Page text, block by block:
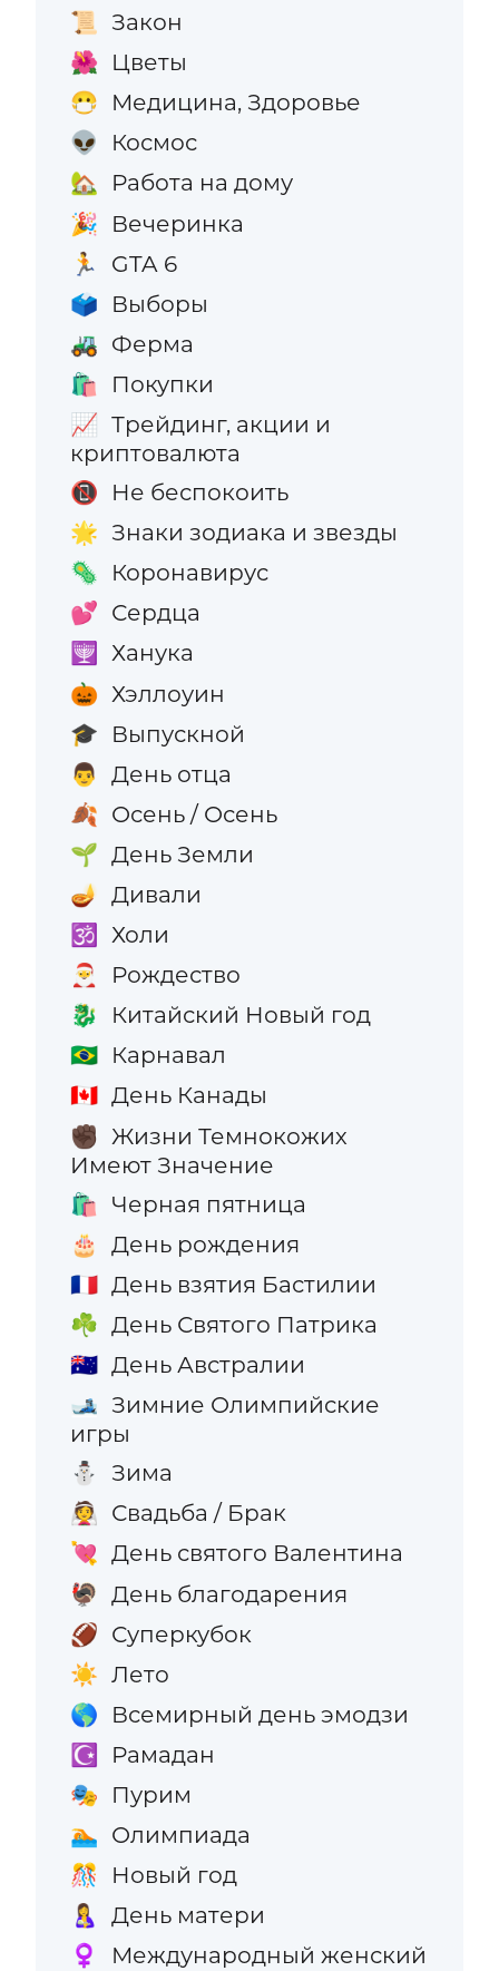
📜 Закон
🌺 Цветы
😷 Медицина, Здоровье
👽 Космос
🏡 Работа на дому
🎉 Вечеринка
🏃 GTA 6
🗳️ Выборы
🚜 Ферма
🛍️ Покупки
📈 Трейдинг, акции и
криптовалюта
📵 Не беспокоить
🌟 Знаки зодиака и звезды
🦠 Коронавирус
💕 Сердца
🕎 Ханука
🎃 Хэллоуин
🎓 Выпускной
👨 День отца
🍂 Осень / Осень
🌱 День Земли
🪔 Дивали
🕉️ Холи
🎅 Рождество
🐉 Китайский Новый год
🇧🇷 Карнавал
🇨🇦 День Канады
✊🏿 Жизни Темнокожих
Имеют Значение
🛍️ Черная пятница
🎂 День рождения
🇫🇷 День взятия Бастилии
☘️ День Святого Патрика
🇦🇺 День Австралии
🎿 Зимние Олимпийские
игры
⛄ Зима
👰 Свадьба / Брак
💘 День святого Валентина
🦃 День благодарения
🏈 Суперкубок
☀️ Лето
🌎 Всемирный день эмодзи
☪️ Рамадан
🎭 Пурим
🏊 Олимпиада
🎊 Новый год
🤱 День матери
♀️
Международный женский